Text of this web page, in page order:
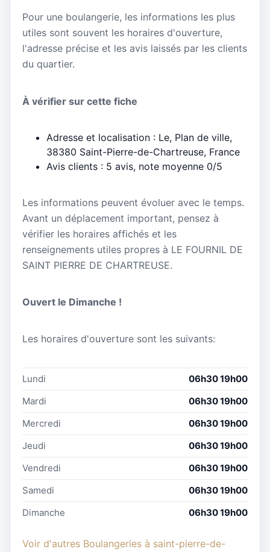
Pour une boulangerie, les informations les plus
utiles sont souvent les horaires d'ouverture,
l'adresse précise et les avis laissés par les clients
du quartier.
À vérifier sur cette fiche
Adresse et localisation : Le, Plan de ville,
38380 Saint-Pierre-de-Chartreuse, France
Avis clients : 5 avis, note moyenne 0/5
Les informations peuvent évoluer avec le temps.
Avant un déplacement important, pensez à
vérifier les horaires affichés et les
renseignements utiles propres à LE FOURNIL DE
SAINT PIERRE DE CHARTREUSE.
Ouvert le Dimanche !
Les horaires d'ouverture sont les suivants:
Lundi
06h30 19h00
Mardi
06h30 19h00
Mercredi
06h30 19h00
Jeudi
06h30 19h00
Vendredi
06h30 19h00
Samedi
06h30 19h00
Dimanche
06h30 19h00
Voir d'autres Boulangeries à saint-pierre-de-